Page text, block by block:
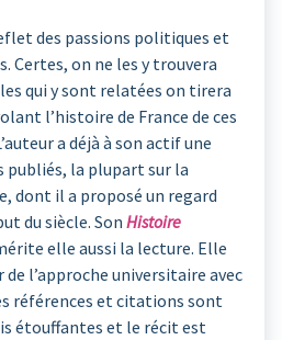
des passions politiques et
Certes, on ne les y trouvera
qui y sont relatées on tirera
l’histoire de France de ces
a déjà à son actif une
publiés, la plupart sur la
dont il a proposé un regard
du siècle. Son Histoire
elle aussi la lecture. Elle
l’approche universitaire avec
références et citations sont
étouffantes et le récit est